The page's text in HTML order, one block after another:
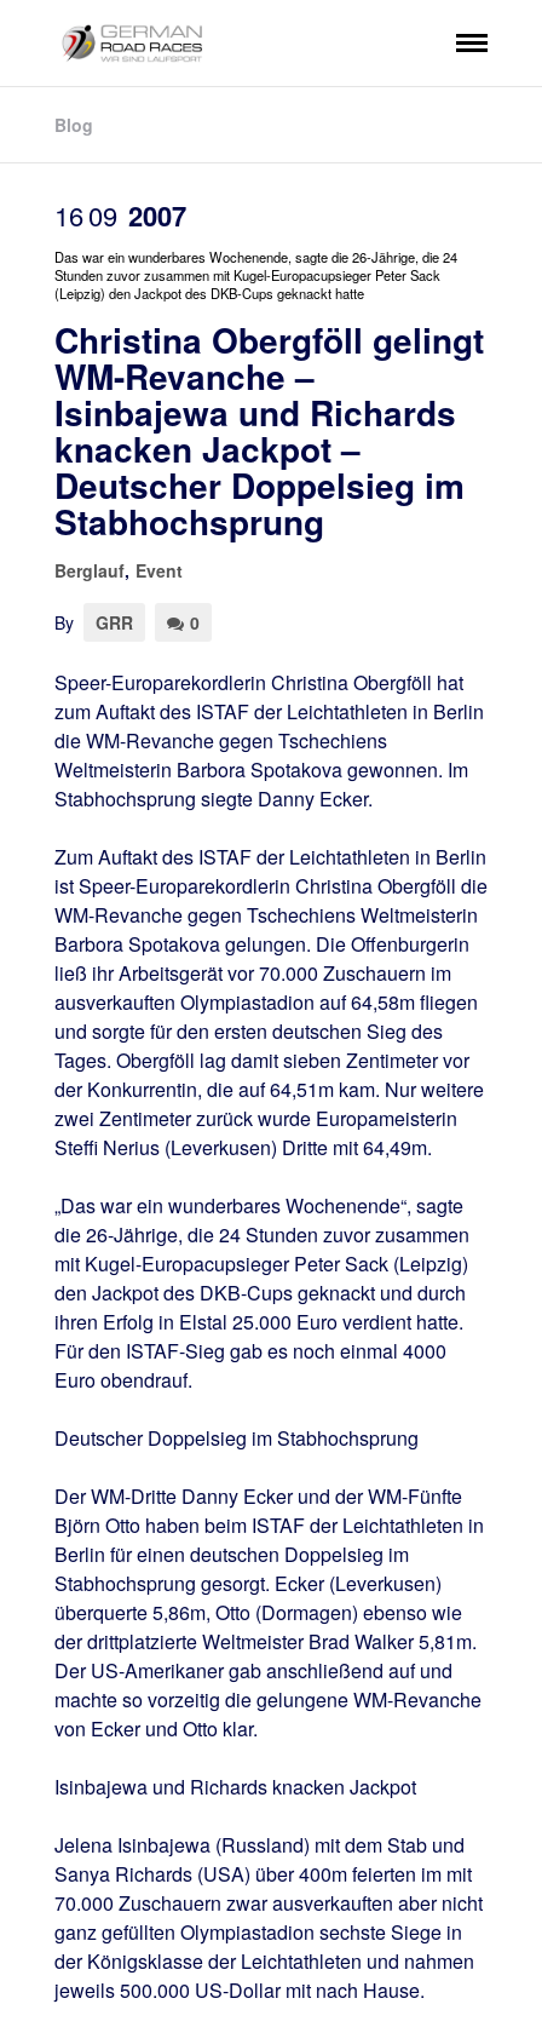
Blog
1609 2007
Das war ein wunderbares Wochenende, sagte die 26-Jährige, die 24
Stunden zuvor zusammen mit Kugel-Europacupsieger Peter Sack
(Leipzig) den Jackpot des DKB-Cups geknackt hatte
Christina Obergföll gelingt
WM-Revanche –
Isinbajewa und Richards
knacken Jackpot –
Deutscher Doppelsieg im
Stabhochsprung
Berglauf, Event
By GRR 0
Speer-Europarekordlerin Christina Obergföll hat
zum Auftakt des ISTAF der Leichtathleten in Berlin
die WM-Revanche gegen Tschechiens
Weltmeisterin Barbora Spotakova gewonnen. Im
Stabhochsprung siegte Danny Ecker.
Zum Auftakt des ISTAF der Leichtathleten in Berlin
ist Speer-Europarekordlerin Christina Obergföll die
WM-Revanche gegen Tschechiens Weltmeisterin
Barbora Spotakova gelungen. Die Offenburgerin
ließ ihr Arbeitsgerät vor 70.000 Zuschauern im
ausverkauften Olympiastadion auf 64,58m fliegen
und sorgte für den ersten deutschen Sieg des
Tages. Obergföll lag damit sieben Zentimeter vor
der Konkurrentin, die auf 64,51m kam. Nur weitere
zwei Zentimeter zurück wurde Europameisterin
Steffi Nerius (Leverkusen) Dritte mit 64,49m.
„Das war ein wunderbares Wochenende“, sagte
die 26-Jährige, die 24 Stunden zuvor zusammen
mit Kugel-Europacupsieger Peter Sack (Leipzig)
den Jackpot des DKB-Cups geknackt und durch
ihren Erfolg in Elstal 25.000 Euro verdient hatte.
Für den ISTAF-Sieg gab es noch einmal 4000
Euro obendrauf.
Deutscher Doppelsieg im Stabhochsprung
Der WM-Dritte Danny Ecker und der WM-Fünfte
Björn Otto haben beim ISTAF der Leichtathleten in
Berlin für einen deutschen Doppelsieg im
Stabhochsprung gesorgt. Ecker (Leverkusen)
überquerte 5,86m, Otto (Dormagen) ebenso wie
der drittplatzierte Weltmeister Brad Walker 5,81m.
Der US-Amerikaner gab anschließend auf und
machte so vorzeitig die gelungene WM-Revanche
von Ecker und Otto klar.
Isinbajewa und Richards knacken Jackpot
Jelena Isinbajewa (Russland) mit dem Stab und
Sanya Richards (USA) über 400m feierten im mit
70.000 Zuschauern zwar ausverkauften aber nicht
ganz gefüllten Olympiastadion sechste Siege in
der Königsklasse der Leichtathleten und nahmen
jeweils 500.000 US-Dollar mit nach Hause.